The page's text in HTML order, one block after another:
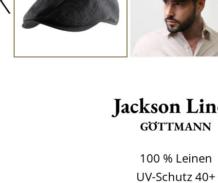
Jackson
GÖTTMANN
100 % Leinen
UV-Schutz 40+